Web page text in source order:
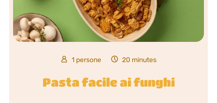
1 persone 20 minutes
Pasta facile ai funghi